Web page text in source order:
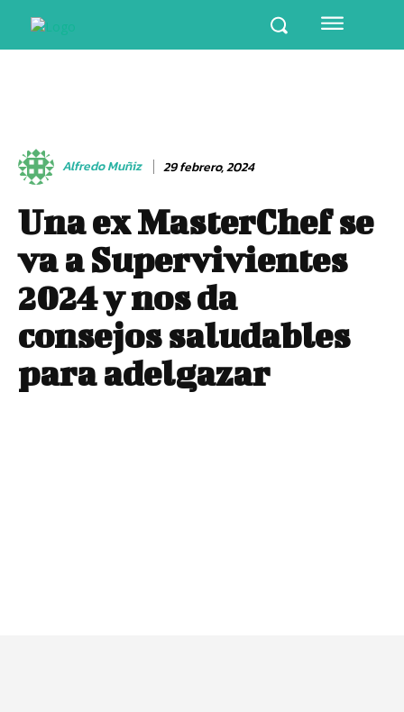
Alfredo Muñiz 29 febrero, 2024
Una ex MasterChef se
va a Supervivientes
2024 y nos da
consejos saludables
para adelgazar